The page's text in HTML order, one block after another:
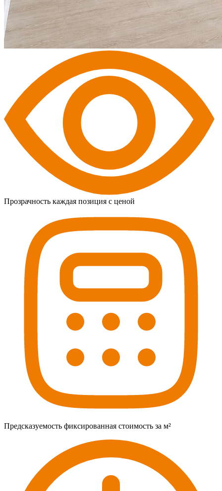
Прозрачность каждая позиция с ценой
Предсказуемость фиксированная стоимость за м²